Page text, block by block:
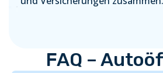
FAQ –